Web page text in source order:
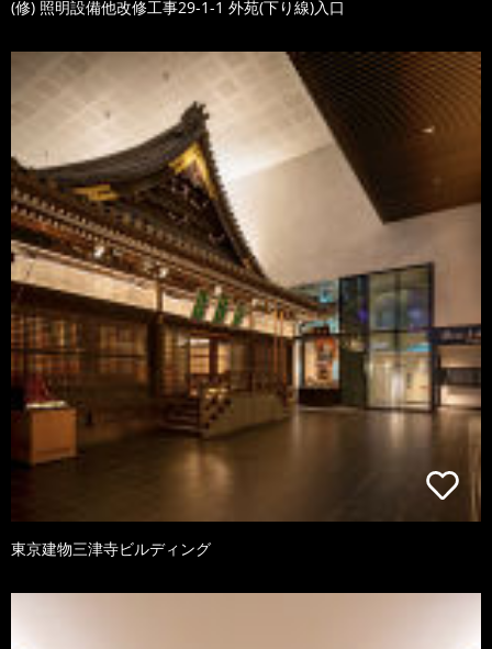
(修) 照明設備他改修工事29-1-1 外苑(下り線)入口
東京建物三津寺ビルディング